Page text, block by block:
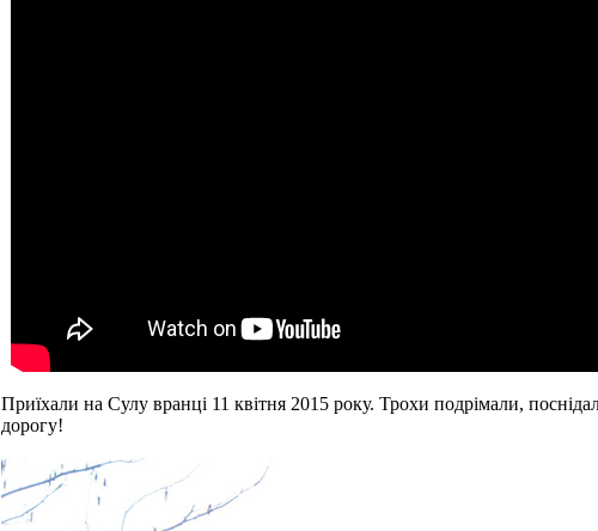
Приїхали на Сулу вранці 11 квітня 2015 року. Трохи подрімали,
дорогу!